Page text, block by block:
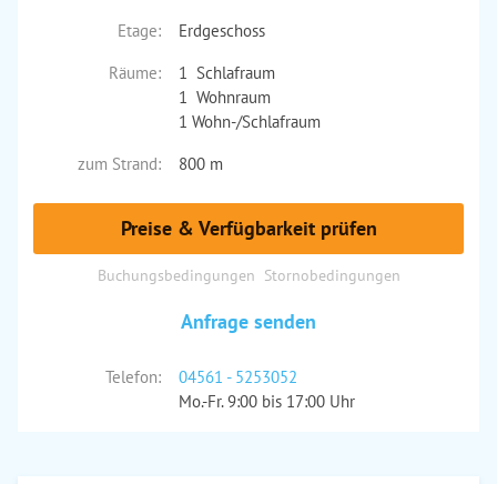
Etage:
Erdgeschoss
Räume:
1 Schlafraum
1 Wohnraum
1 Wohn-/Schlafraum
zum Strand:
800 m
Preise & Verfügbarkeit prüfen
Buchungsbedingungen Stornobedingungen
Anfrage senden
Telefon:
04561 - 5253052
Mo.-Fr. 9:00 bis 17:00 Uhr